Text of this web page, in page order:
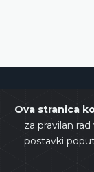
Ova stranica
za pravilan
postavki